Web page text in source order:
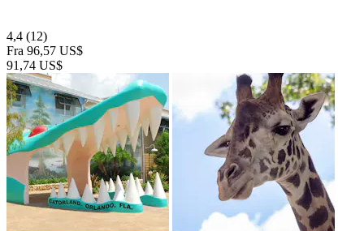
4,4 (12)
Fra 96,57 US$
91,74 US$